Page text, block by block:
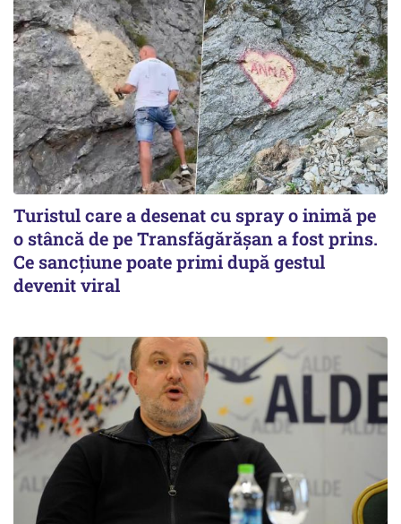
Turistul care a desenat cu spray o inimă pe
o stâncă de pe Transfăgărășan a fost prins.
Ce sancțiune poate primi după gestul
devenit viral